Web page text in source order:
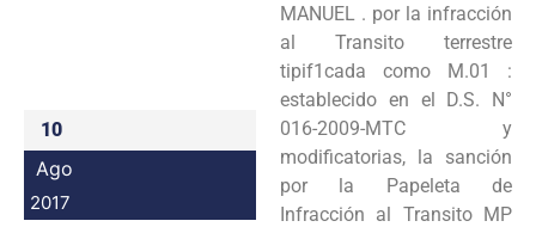
Intranet
10
Ago
2017
MANUEL . por la infracción
al Transito terrestre
tipif1cada como M.01 :
establecido en el D.S. N°
016-2009-MTC y
modificatorias, la sanción
por la Papeleta de
Infracción al Transito MP